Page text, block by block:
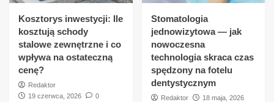
Kosztorys inwestycji: Ile
kosztują schody
stalowe zewnętrzne i co
wpływa na ostateczną
cenę?
Redaktor
19 czerwca, 2026
0
Stomatologia
jednowizytowa — jak
nowoczesna
technologia skraca czas
spędzony na fotelu
dentystycznym
Redaktor
18 maja, 2026